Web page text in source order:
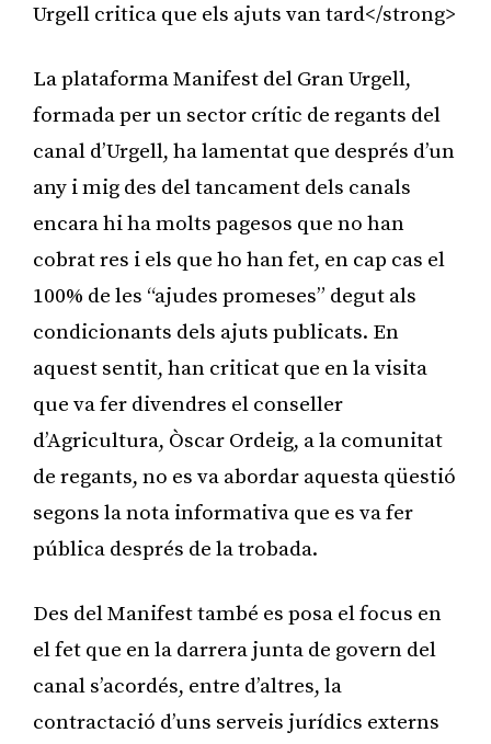
Urgell critica que els ajuts van tard</strong>
La plataforma Manifest del Gran Urgell,
formada per un sector crític de regants del
canal d’Urgell, ha lamentat que després d’un
any i mig des del tancament dels canals
encara hi ha molts pagesos que no han
cobrat res i els que ho han fet, en cap cas el
100% de les “ajudes promeses” degut als
condicionants dels ajuts publicats. En
aquest sentit, han criticat que en la visita
que va fer divendres el conseller
d’Agricultura, Òscar Ordeig, a la comunitat
de regants, no es va abordar aquesta qüestió
segons la nota informativa que es va fer
pública després de la trobada.
Des del Manifest també es posa el focus en
el fet que en la darrera junta de govern del
canal s’acordés, entre d’altres, la
contractació d’uns serveis jurídics externs